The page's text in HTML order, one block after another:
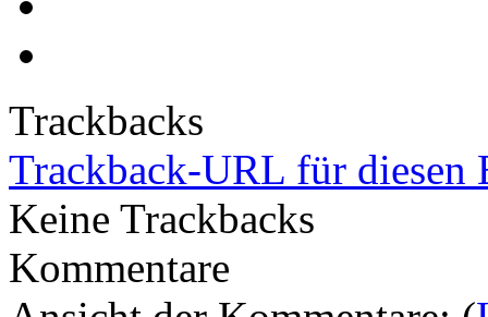
Trackbacks
Trackback-URL für diesen
Keine Trackbacks
Kommentare